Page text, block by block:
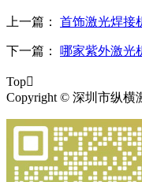
上一篇： 首饰激光焊接
下一篇： 哪家紫外激光
Top
Copyright © 深圳市纵横